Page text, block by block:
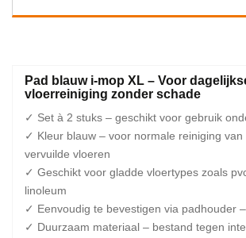
Pad blauw i-mop XL – Voor
vloerreiniging zonder schade
✓ Set à 2 stuks – geschikt voor gebruik
✓ Kleur blauw – voor normale reiniging van
vervuilde vloeren
✓ Geschikt voor gladde vloertypes zoals
linoleum
✓ Eenvoudig te bevestigen via padhouder
✓ Duurzaam materiaal – bestand tegen